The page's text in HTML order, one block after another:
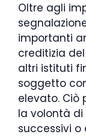
Oltre agli
importanti
creditizia
altri istituti
soggetto
elevato. Ciò
la volontà
successivi o